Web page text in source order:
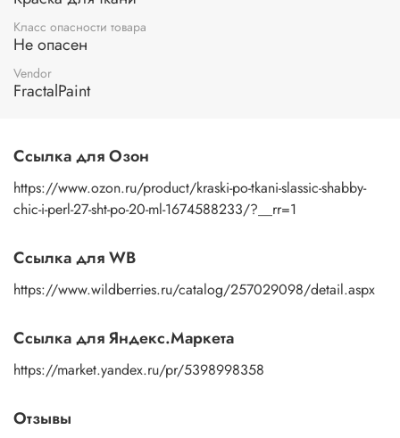
9. Краска по ткани "Чёрная".
Объем банок: 20 мл.
Класс опасности товара
Не опасен
Vendor
FractalPaint
Ссылка для Озон
https://www.ozon.ru/product/kraski-po-tkani-slassic-shabby-
chic-i-perl-27-sht-po-20-ml-1674588233/?__rr=1
Ссылка для WB
https://www.wildberries.ru/catalog/257029098/detail.aspx
Ссылка для Яндекс.Маркета
https://market.yandex.ru/pr/5398998358
Отзывы